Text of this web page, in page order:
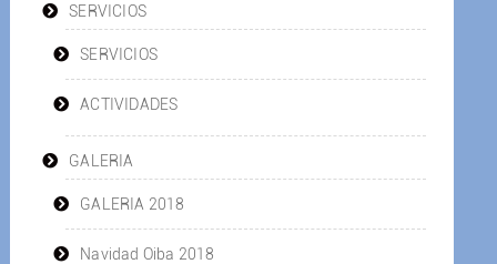
SERVICIOS
SERVICIOS
ACTIVIDADES
GALERIA
GALERIA 2018
Navidad Oiba 2018